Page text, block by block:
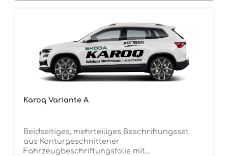
Karoq Variante A
Beidseitiges, mehrteiliges Beschriftungsset
aus Konturgeschnittener
Fahrzeugbeschriftungsfolie mit